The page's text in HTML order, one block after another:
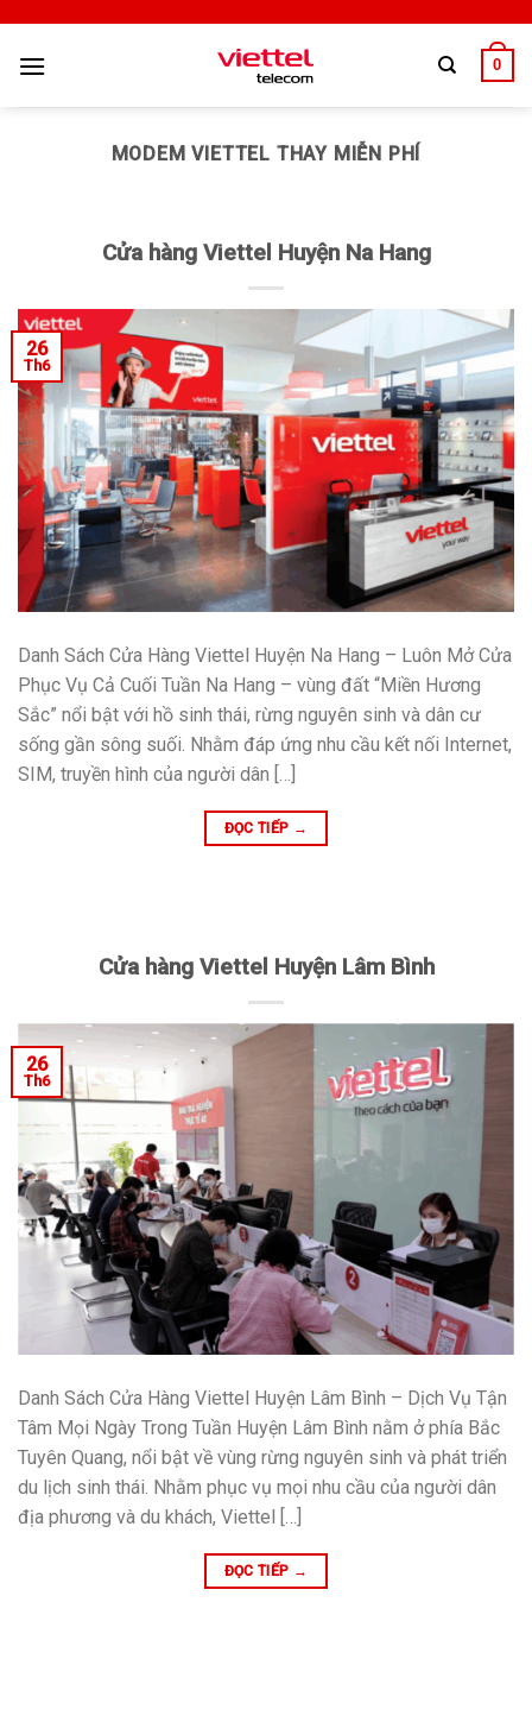
0
MODEM VIETTEL THAY MIỄN PHÍ
Cửa hàng Viettel Huyện Na Hang
26
Th6
Danh Sách Cửa Hàng Viettel Huyện Na Hang – Luôn Mở Cửa
Phục Vụ Cả Cuối Tuần Na Hang – vùng đất “Miền Hương
Sắc” nổi bật với hồ sinh thái, rừng nguyên sinh và dân cư
sống gần sông suối. Nhằm đáp ứng nhu cầu kết nối Internet,
SIM, truyền hình của người dân […]
ĐỌC TIẾP →
Cửa hàng Viettel Huyện Lâm Bình
26
Th6
Danh Sách Cửa Hàng Viettel Huyện Lâm Bình – Dịch Vụ Tận
Tâm Mọi Ngày Trong Tuần Huyện Lâm Bình nằm ở phía Bắc
Tuyên Quang, nổi bật về vùng rừng nguyên sinh và phát triển
du lịch sinh thái. Nhằm phục vụ mọi nhu cầu của người dân
địa phương và du khách, Viettel […]
ĐỌC TIẾP →